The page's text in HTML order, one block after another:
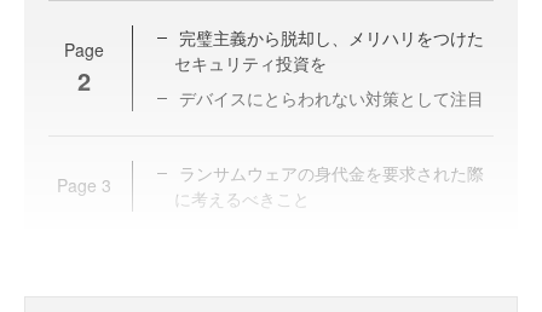
Page
2
完璧主義から脱却し、メリハリをつけた
セキュリティ投資を
デバイスにとらわれない対策として注目
Page 3
ランサムウェアの身代金を要求された際
に考えるべきこと